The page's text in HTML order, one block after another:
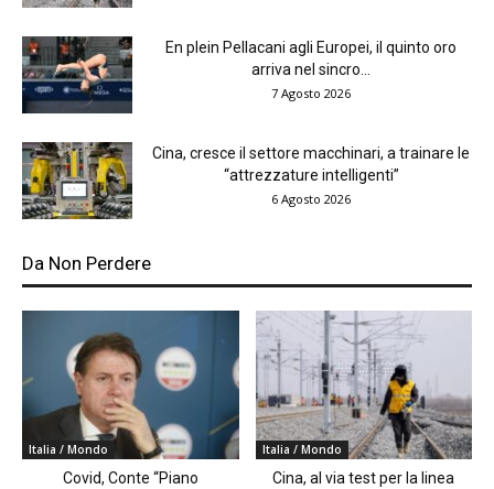
En plein Pellacani agli Europei, il quinto oro
arriva nel sincro...
7 Agosto 2026
Cina, cresce il settore macchinari, a trainare le
“attrezzature intelligenti”
6 Agosto 2026
Da Non Perdere
Italia / Mondo
Covid, Conte “Piano
Italia / Mondo
Cina, al via test per la linea